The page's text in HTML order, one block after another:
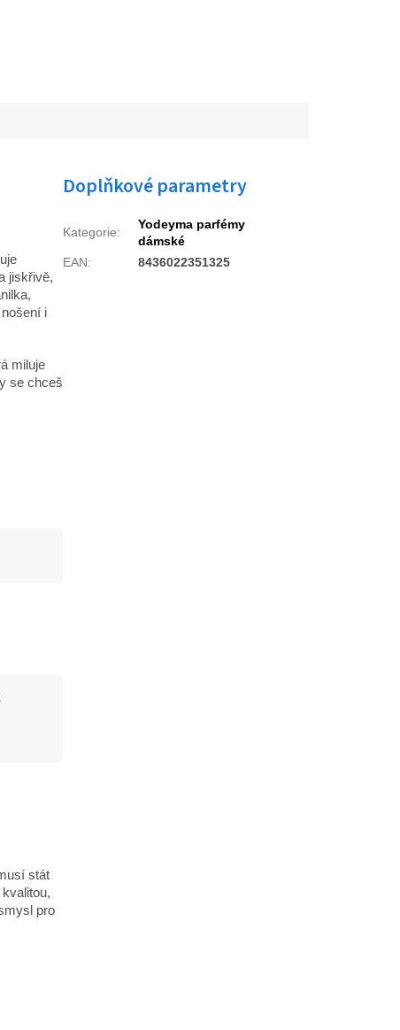
jiskřivě,
i
miluje
se chceš
stát
pro
Doplňkové parametry
Kategorie:
Yodeyma parfémy
dámské
EAN: 8436022351325